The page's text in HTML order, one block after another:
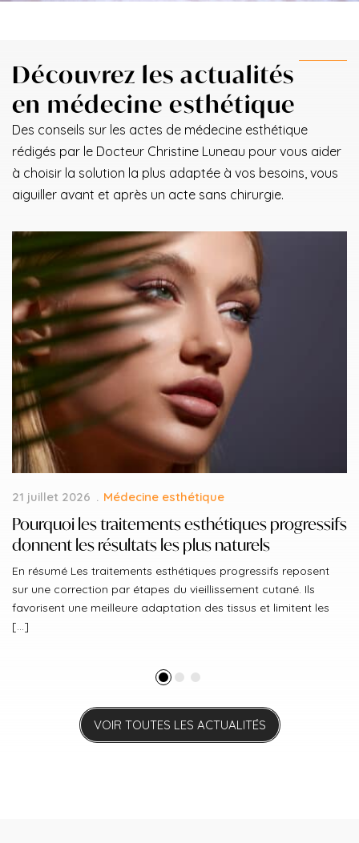
Découvrez les actualités
en médecine esthétique
Des conseils sur les actes de médecine esthétique
rédigés par le Docteur Christine Luneau pour vous aider
à choisir la solution la plus adaptée à vos besoins, vous
aiguiller avant et après un acte sans chirurgie.
21 juillet 2026 Médecine esthétique
Pourquoi les traitements esthétiques progressifs
donnent les résultats les plus naturels
En résumé Les traitements esthétiques progressifs reposent
sur une correction par étapes du vieillissement cutané. Ils
favorisent une meilleure adaptation des tissus et limitent les
[...]
VOIR TOUTES LES ACTUALITÉS